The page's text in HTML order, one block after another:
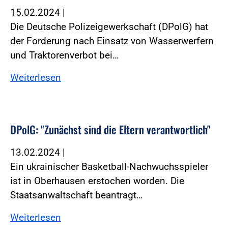
15.02.2024 |
Die Deutsche Polizeigewerkschaft (DPolG) hat
der Forderung nach Einsatz von Wasserwerfern
und Traktorenverbot bei…
Weiterlesen
DPolG: "Zunächst sind die Eltern verantwortlich"
13.02.2024 |
Ein ukrainischer Basketball-Nachwuchsspieler
ist in Oberhausen erstochen worden. Die
Staatsanwaltschaft beantragt…
Weiterlesen